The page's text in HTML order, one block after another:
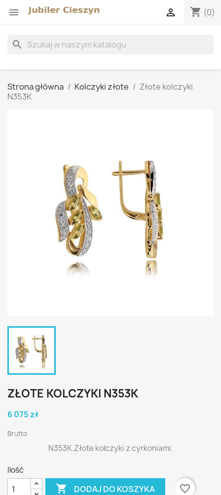
 shopping_cart (0)

search
Strona główna Kolczyki złote
Złote kolczyki
N353K
ZŁOTE KOLCZYKI N353K
6 075 zł
Brutto
N353K.Złote kolczyki z cyrkoniami.
Ilość
 DODAJ DO KOSZYKA
favorite_border